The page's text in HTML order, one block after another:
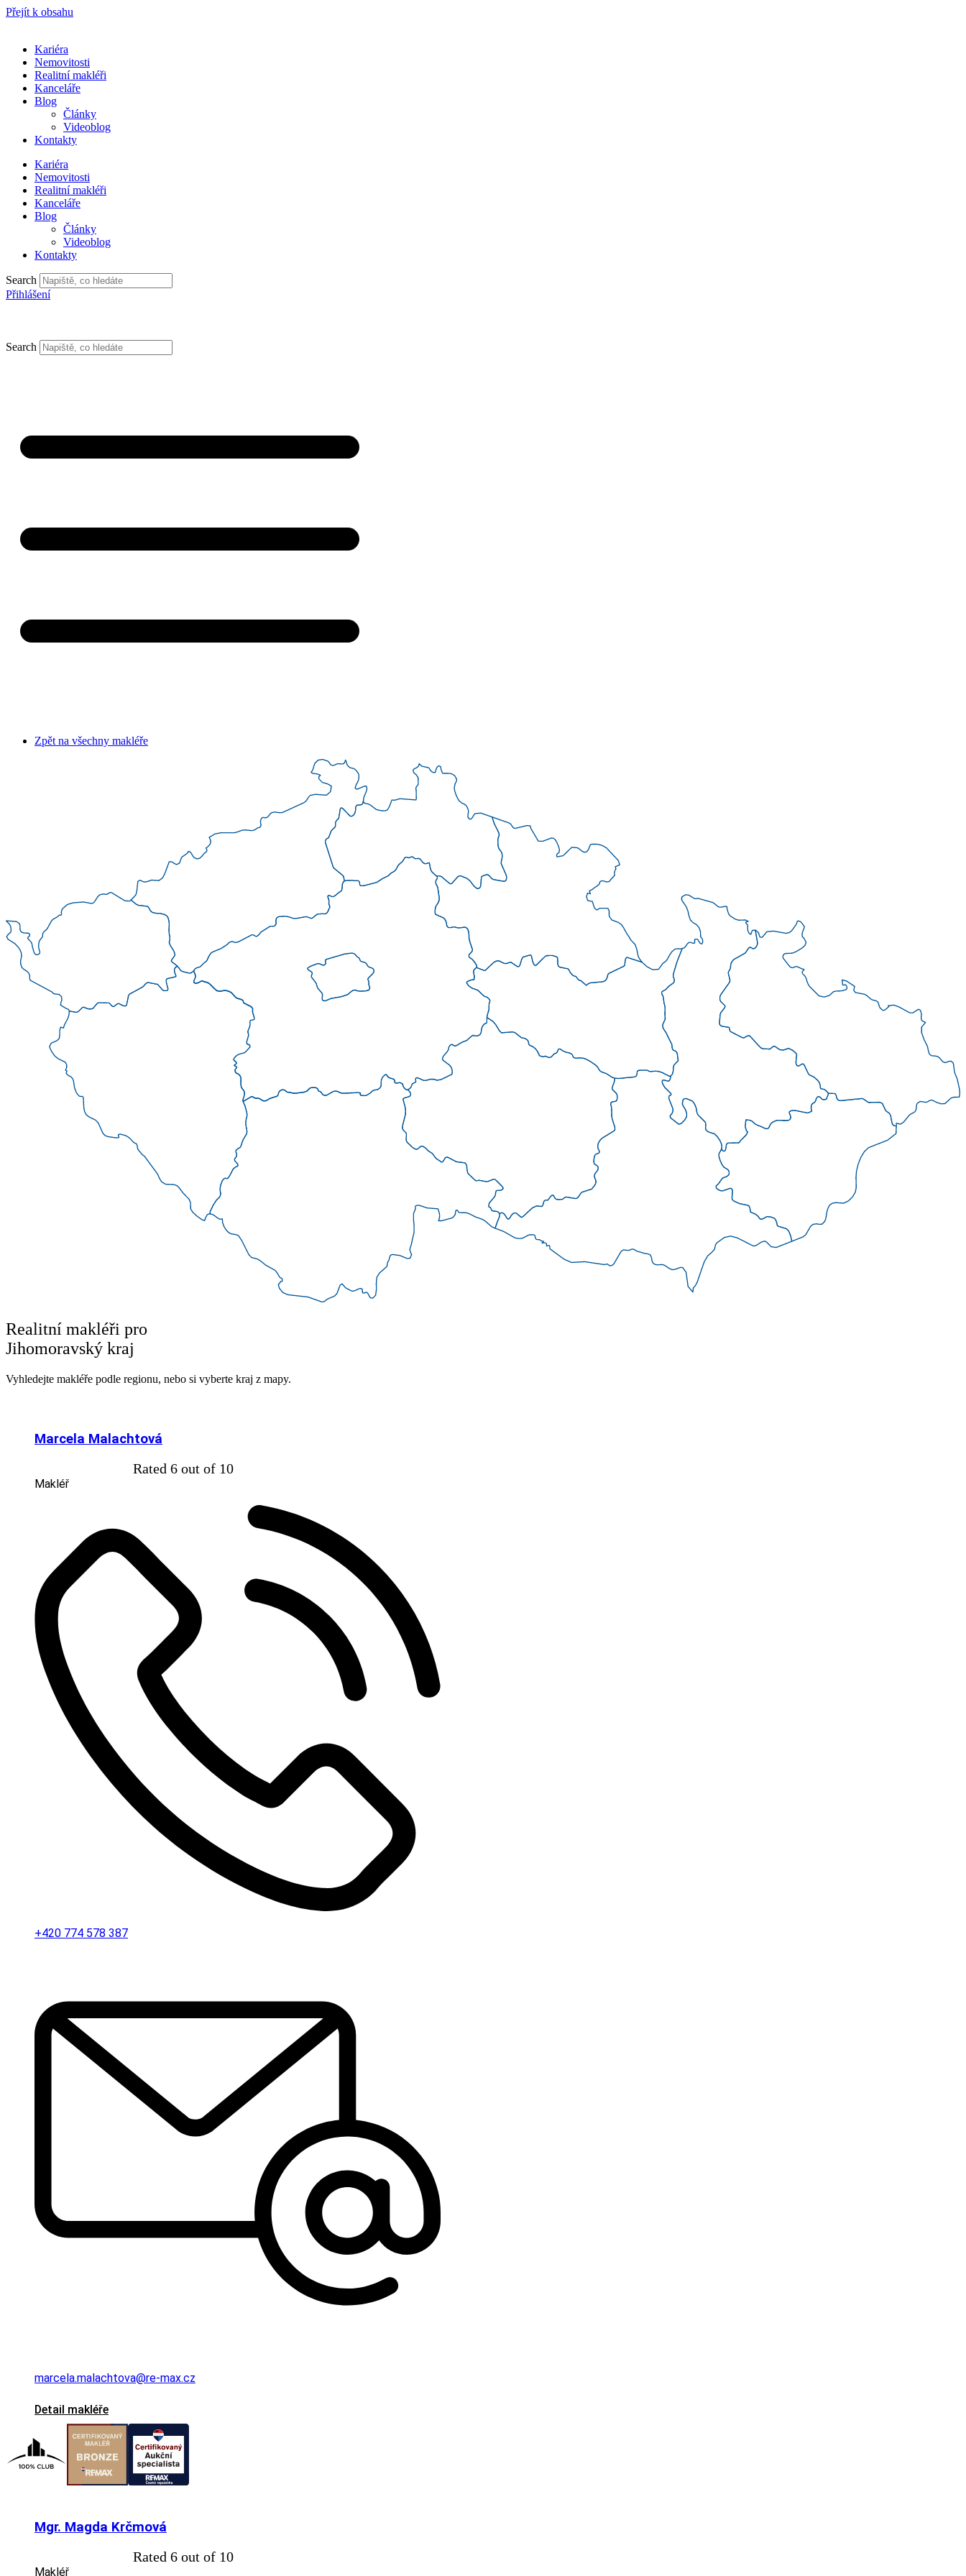
Přejít k obsahu
Kariéra
Nemovitosti
Realitní makléři
Kanceláře
Blog
Články
Videoblog
Kontakty
Kariéra
Nemovitosti
Realitní makléři
Kanceláře
Blog
Články
Videoblog
Kontakty
Search
Přihlášení
Search
Zpět na všechny makléře
Realitní makléři pro
Jihomoravský kraj
Vyhledejte makléře podle regionu, nebo si vyberte kraj z mapy.
Marcela Malachtová
Rated 6 out of 10
Makléř
+420 774 578 387
marcela.malachtova@re-max.cz
Detail makléře
Mgr. Magda Krčmová
Rated 6 out of 10
Makléř